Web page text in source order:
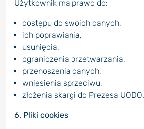
Użytkownik ma prawo do:
dostępu do swoich danych,
ich poprawiania,
usunięcia,
ograniczenia przetwarzania,
przenoszenia danych,
wniesienia sprzeciwu,
złożenia skargi do Prezesa UODO.
6. Pliki cookies